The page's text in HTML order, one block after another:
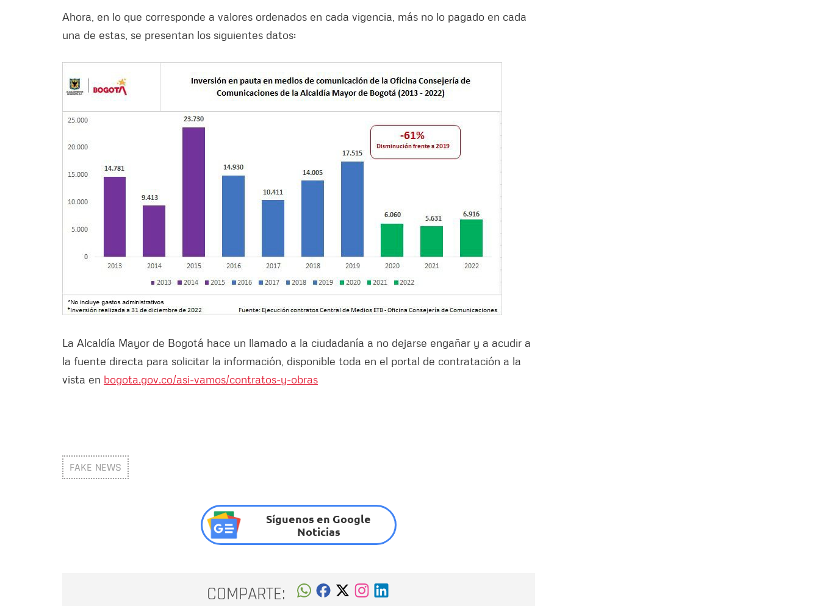
Ahora, en lo que corresponde a valores ordenados en cada vigencia, más no lo pagado en cada
una de estas, se presentan los siguientes datos:
La Alcaldía Mayor de Bogotá hace un llamado a la ciudadanía a no dejarse engañar y a acudir a
la fuente directa para solicitar la información, disponible toda en el portal de contratación a la
vista en bogota.gov.co/asi-vamos/contratos-y-obras
FAKE NEWS
Síguenos en Google
Noticias
COMPARTE: